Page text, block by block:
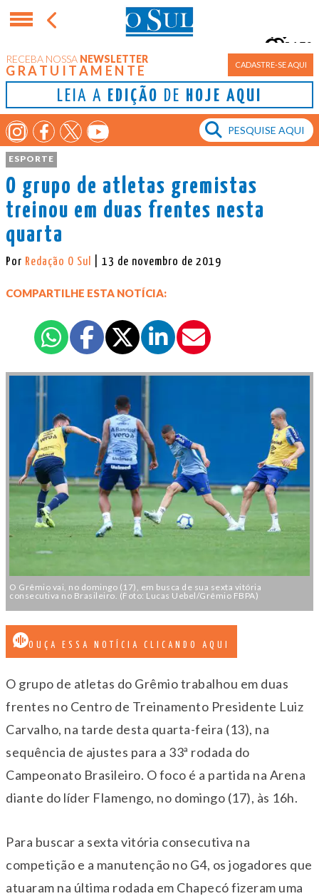
RECEBA NOSSA NEWSLETTER
GRATUITAMENTE CADASTRE-SE AQUI
LEIA A EDIÇÃO DE HOJE AQUI
Porto Alegre
15°
ESPORTE
O grupo de atletas gremistas
treinou em duas frentes nesta
quarta
Por Redação O Sul | 13 de novembro de 2019
COMPARTILHE ESTA NOTÍCIA:
O Grêmio vai, no domingo (17), em busca de sua sexta vitória
consecutiva no Brasileiro. (Foto: Lucas Uebel/Grêmio FBPA)
OUÇA ESSA NOTÍCIA CLICANDO AQUI
O grupo de atletas do Grêmio trabalhou em duas
frentes no Centro de Treinamento Presidente Luiz
Carvalho, na tarde desta quarta-feira (13), na
sequência de ajustes para a 33ª rodada do
Campeonato Brasileiro. O foco é a partida na Arena
diante do líder Flamengo, no domingo (17), às 16h.
Para buscar a sexta vitória consecutiva na
competição e a manutenção no G4, os jogadores que
atuaram na última rodada em Chapecó fizeram uma